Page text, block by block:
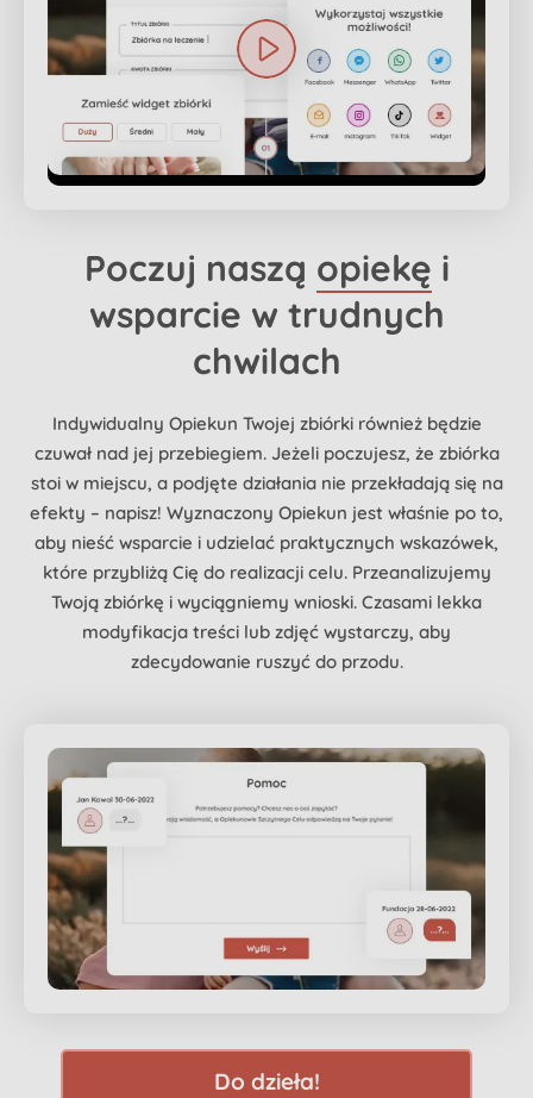
Poczuj naszą opiekę i
wsparcie w trudnych
chwilach
Indywidualny Opiekun Twojej zbiórki również będzie
czuwał nad jej przebiegiem. Jeżeli poczujesz, że zbiórka
stoi w miejscu, a podjęte działania nie przekładają się na
efekty – napisz! Wyznaczony Opiekun jest właśnie po to,
aby nieść wsparcie i udzielać praktycznych wskazówek,
które przybliżą Cię do realizacji celu. Przeanalizujemy
Twoją zbiórkę i wyciągniemy wnioski. Czasami lekka
modyfikacja treści lub zdjęć wystarczy, aby
zdecydowanie ruszyć do przodu.
Do dzieła!